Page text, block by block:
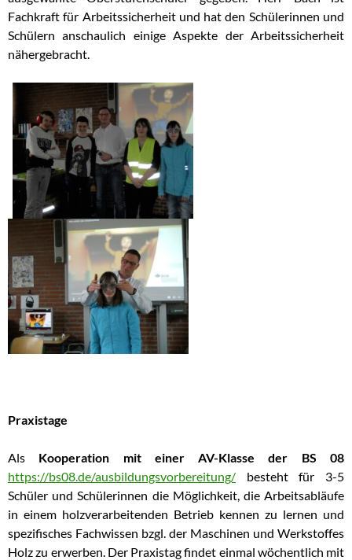
Fachkraft für Arbeitssicherheit und hat den Schülerinnen und
Schülern anschaulich einige Aspekte der Arbeitssicherheit
nähergebracht.
Praxistage
Als Kooperation mit einer AV-Klasse der BS 08
https://bs08.de/ausbildungsvorbereitung/ besteht für 3-5
Schüler und Schülerinnen die Möglichkeit, die Arbeitsabläufe
in einem holzverarbeitenden Betrieb kennen zu lernen und
spezifisches Fachwissen bzgl. der Maschinen und Werkstoffes
Holz zu erwerben. Der Praxistag findet einmal wöchentlich mit